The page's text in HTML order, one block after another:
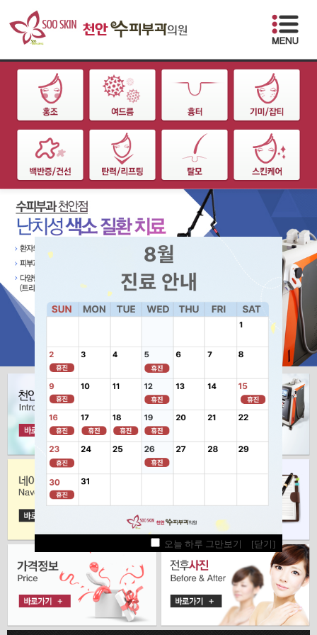
오늘 하루 그만보기 [닫기]
오늘 하루 그만보기 [닫기]
오늘 하루 그만보기 [닫기]